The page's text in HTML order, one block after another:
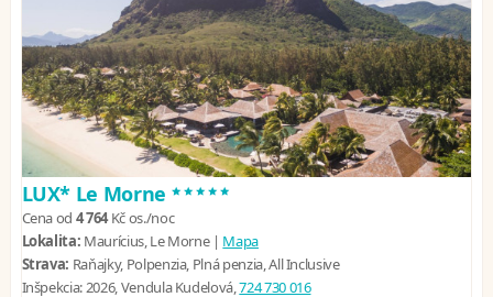
LUX* Le Morne *****
Cena od 4 764Kčos./noc
Lokalita: Maurícius, Le Morne | Mapa
Strava: Raňajky, Polpenzia, Plná penzia, All Inclusive
Inšpekcia: 2026, Vendula Kudelová,724 730 016